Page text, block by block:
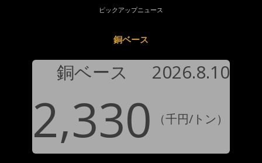
ピックアップニュース
銅ベース
銅ベース 2026.8.10
2,330 （千円/トン）